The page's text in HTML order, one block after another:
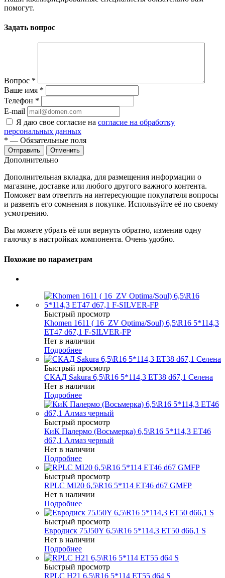
помогут.
Задать вопрос
Вопрос *
Ваше имя *
Телефон *
E-mail
Я даю свое согласие на согласие на обработку
персональных данных
* — Обязательные поля
Отменить
Дополнительно
Дополнительная вкладка, для размещения информации о
магазине, доставке или любого другого важного контента.
Поможет вам ответить на интересующие покупателя вопросы
и развеять его сомнения в покупке. Используйте её по своему
усмотрению.
Вы можете убрать её или вернуть обратно, изменив одну
галочку в настройках компонента. Очень удобно.
Похожие по параметрам
Быстрый просмотр
Khomen 1611 ( 16_ZV Optima/Soul) 6,5\R16 5*114,3
ET47 d67,1 F-SILVER-FP
Нет в наличии
Подробнее
Быстрый просмотр
СКАД Sakura 6,5\R16 5*114,3 ET38 d67,1 Селена
Нет в наличии
Подробнее
Быстрый просмотр
КиК Палермо (Восьмерка) 6,5\R16 5*114,3 ET46
d67,1 Алмаз черный
Нет в наличии
Подробнее
Быстрый просмотр
RPLC MI20 6,5\R16 5*114 ET46 d67 GMFP
Нет в наличии
Подробнее
Быстрый просмотр
Евродиск 75J50Y 6,5\R16 5*114,3 ET50 d66,1 S
Нет в наличии
Подробнее
Быстрый просмотр
RPLC H21 6,5\R16 5*114 ET55 d64 S